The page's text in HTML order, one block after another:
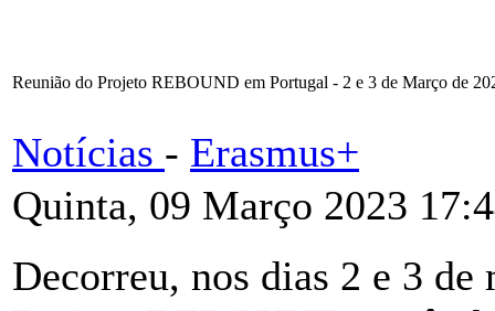
Reunião do Projeto REBOUND em Portugal - 2 e 3 de Março de
Notícias - Erasmus+
Quinta, 09 Março 2023
Decorreu, nos dias 2 e 3